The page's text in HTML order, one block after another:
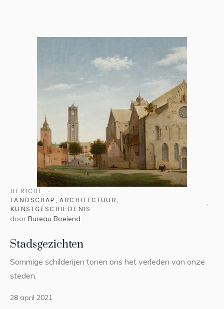
BERICHT
LANDSCHAP ,ARCHITECTUUR,
KUNSTGESCHIEDENIS
door Bureau Boeiend
Stadsgezichten
Sommige schilderijen tonen ons het verleden van onze
steden.
28 april 2021